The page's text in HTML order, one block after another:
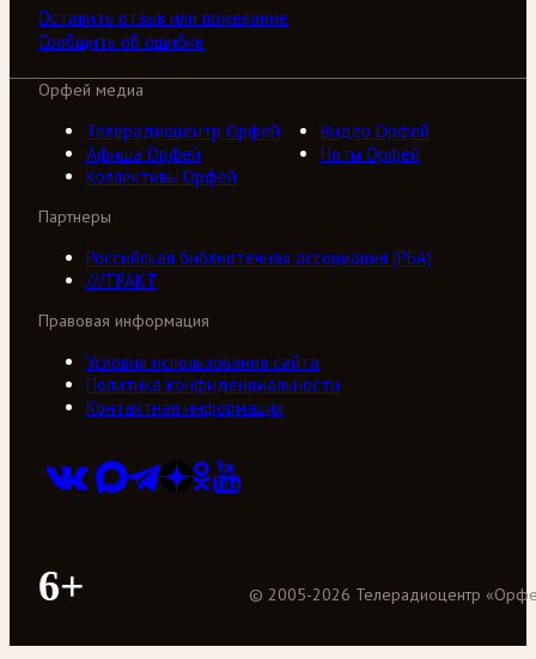
Оставить отзыв или пожелание
Сообщить об ошибке
Орфей медиа
Телерадиоцентр Орфей
Видео Орфей
Афиша Орфей
Ноты Орфей
Коллективы Орфей
Партнеры
Российская библиотечная ассоциация (РБА)
///ТРАКТ
Правовая информация
Условия использования сайта
Политика конфиденциальности
Контактная информация
6+ © 2005-2026 Телерадиоцентр